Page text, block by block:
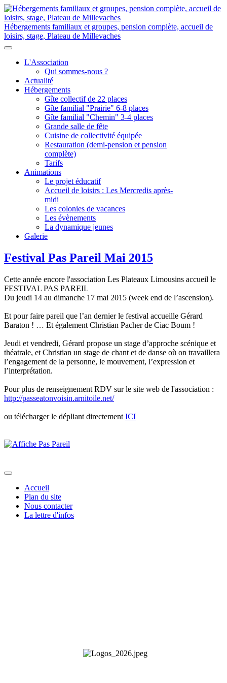
Hébergements familiaux et groupes, pension complète, accueil de
loisirs, stage, Plateau de Millevaches
L'Association
Qui sommes-nous ?
Actualité
Hébergements
Gîte collectif de 22 places
Gîte familial "Prairie" 6-8 places
Gîte familial "Chemin" 3-4 places
Grande salle de fête
Cuisine de collectivité équipée
Restauration (demi-pension et pension
complète)
Tarifs
Animations
Le projet éducatif
Accueil de loisirs : Les Mercredis après-
midi
Les colonies de vacances
Les évènements
La dynamique jeunes
Galerie
Festival Pas Pareil Mai 2015
Cette année encore l'association Les Plateaux Limousins accueil le
FESTIVAL PAS PAREIL
Du jeudi 14 au dimanche 17 mai 2015 (week end de l’ascension).
Et pour faire pareil que l’an dernier le festival accueille Gérard
Baraton ! … Et également Christian Pacher de Ciac Boum !
Jeudi et vendredi, Gérard propose un stage d’approche scénique et
théatrale, et Christian un stage de chant et de danse où on travaillera
l’engagement de la personne, le mouvement, l’expression et
l’interprétation.
Pour plus de renseignement RDV sur le site web de l'association :
http://passeatonvoisin.arnitoile.net/
ou télécharger le dépliant directement ICI
Accueil
Plan du site
Nous contacter
La lettre d'infos